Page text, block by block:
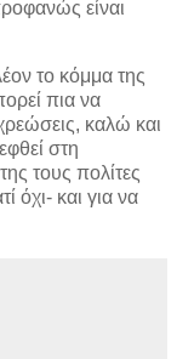
είναι
το κόμμα της
πια να
καλώ και
στη
τους πολίτες
όχι- και για να